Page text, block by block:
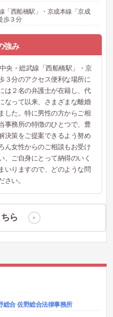
「西船橋駅」・京成本線「京成
歩３分
強み
央・総武線「西船橋駅」・京
３分のアクセス便利な場所に
は２名の弁護士が在籍し、代
なって以来、さまざまな離婚
した。特に男性の方からご相
事務所の特徴のひとつで、豊
決策をご提案できるよう努め
ん女性からのご相談もお受け
、ご自身にとって納得のいく
いりますので、どのような問
さい。
ら
総合 佐野総合法律事務所